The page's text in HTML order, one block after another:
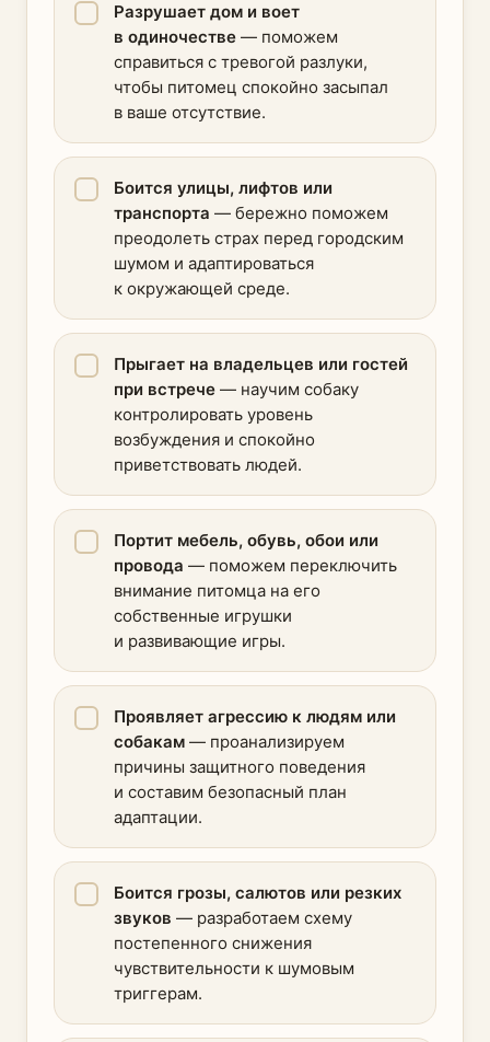
Разрушает дом и воет
в одиночестве — поможем
справиться с тревогой разлуки,
чтобы питомец спокойно засыпал
в ваше отсутствие.
Боится улицы, лифтов или
транспорта — бережно поможем
преодолеть страх перед городским
шумом и адаптироваться
к окружающей среде.
Прыгает на владельцев или гостей
при встрече — научим собаку
контролировать уровень
возбуждения и спокойно
приветствовать людей.
Портит мебель, обувь, обои или
провода — поможем переключить
внимание питомца на его
собственные игрушки
и развивающие игры.
Проявляет агрессию к людям или
собакам — проанализируем
причины защитного поведения
и составим безопасный план
адаптации.
Боится грозы, салютов или резких
звуков — разработаем схему
постепенного снижения
чувствительности к шумовым
триггерам.